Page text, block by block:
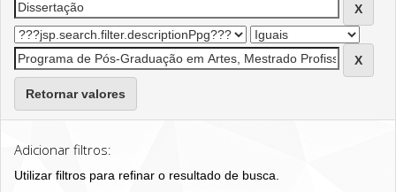
Retornar valores
Adicionar filtros:
Utilizar filtros para refinar o resultado de busca.